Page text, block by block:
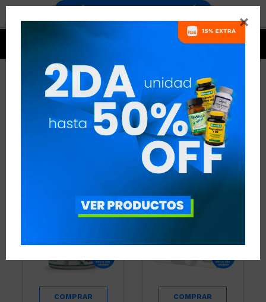

POLVO ENA
COLÁGENO Y ÁCIDO HIALURÓNICO POLVO
ENA
RECOMENDADOS